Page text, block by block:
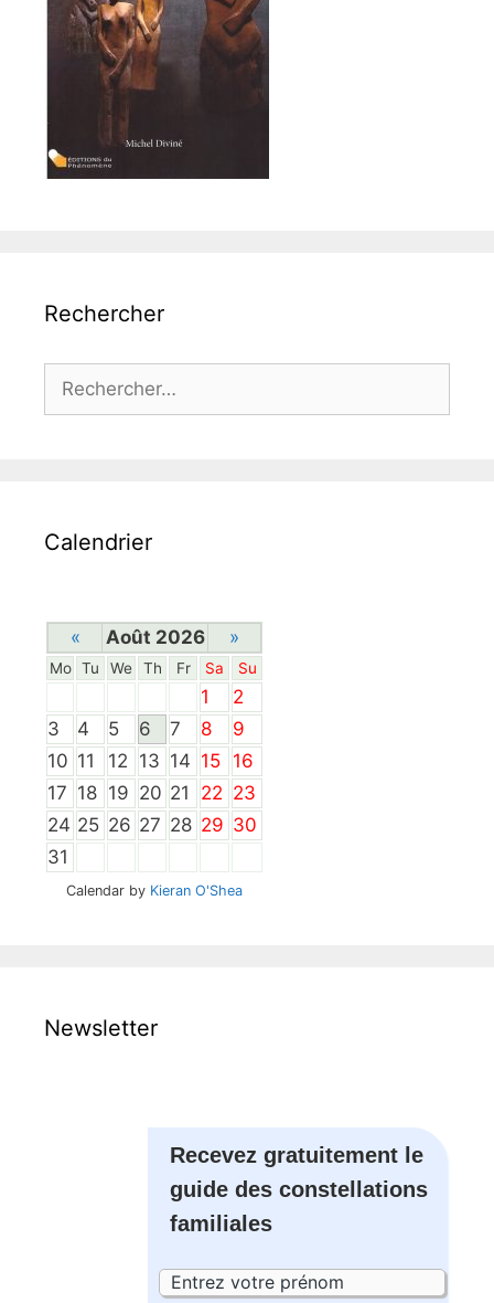
Rechercher
Calendrier
« Août 2026 »
Mo Tu We Th Fr Sa Su
1
2
3
4 5 6 7 8
9
10 11 12 13 14 15 16
17 18 19 20 21 22 23
24 25 26 27 28 29 30
31
Calendar by Kieran O'Shea
Newsletter
Recevez gratuitement le
guide des constellations
familiales